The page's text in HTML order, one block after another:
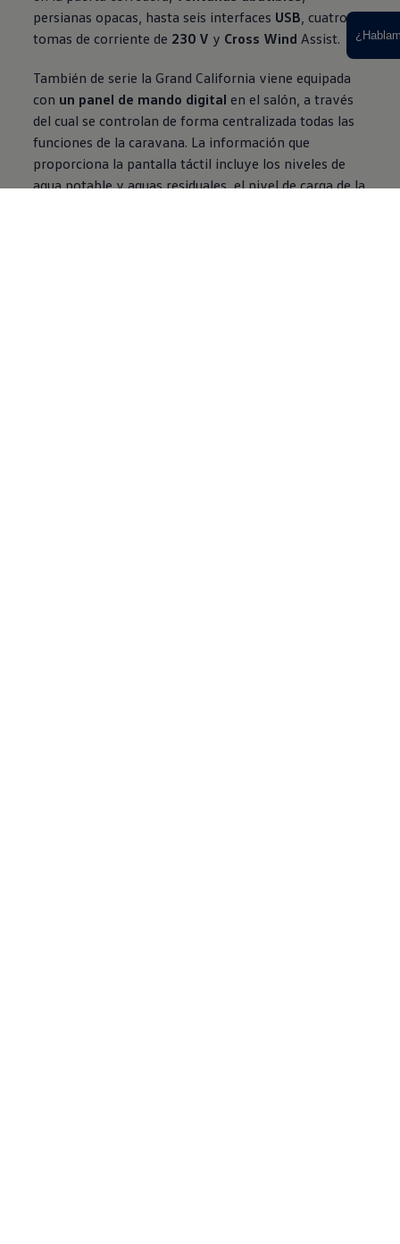
persianas opacas, hasta seis interfaces USB, cuatro
tomas de corriente de 230 V y Cross Wind Assist.
También de serie la Grand California viene equipada
con un panel de mando digital en el salón, a través
del cual se controlan de forma centralizada todas las
funciones de la caravana. La información que
proporciona la pantalla táctil incluye los niveles de
agua potable y aguas residuales, el nivel de carga de la